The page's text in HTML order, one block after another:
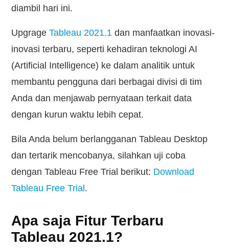
diambil hari ini.
UpgrageTableau 2021.1 dan manfaatkan inovasi-
inovasi terbaru, seperti kehadiran teknologi AI
(Artificial Intelligence) ke dalam analitik untuk
membantu pengguna dari berbagai divisi di tim
Anda dan menjawab pernyataan terkait data
dengan kurun waktu lebih cepat.
Bila Anda belum berlangganan Tableau Desktop
dan tertarik mencobanya, silahkan uji coba
dengan Tableau Free Trial berikut: Download
Tableau Free Trial .
Apa saja Fitur Terbaru
Tableau 2021.1?